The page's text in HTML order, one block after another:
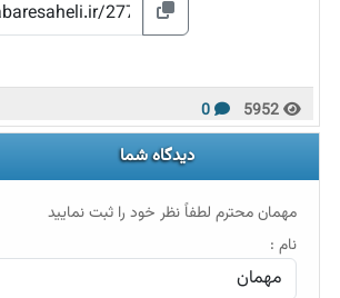
دیدگاه شما
مهمان محترم لطفاً نظر خود را ثبت نمایید
نام :